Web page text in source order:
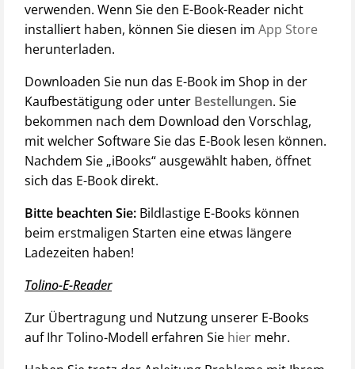
verwenden. Wenn Sie den E-Book-Reader nicht
installiert haben, können Sie diesen im App Store
herunterladen.
Downloaden Sie nun das E-Book im Shop in der
Kaufbestätigung oder unter Bestellungen. Sie
bekommen nach dem Download den Vorschlag,
mit welcher Software Sie das E-Book lesen können.
Nachdem Sie „iBooks“ ausgewählt haben, öffnet
sich das E-Book direkt.
Bitte beachten Sie: Bildlastige E-Books können
beim erstmaligen Starten eine etwas längere
Ladezeiten haben!
Tolino-E-Reader
Zur Übertragung und Nutzung unserer E-Books
auf Ihr Tolino-Modell erfahren Sie hier mehr.